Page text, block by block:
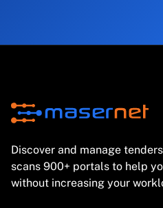
Discover and manage
scans 900+ portals to help
without increasing your